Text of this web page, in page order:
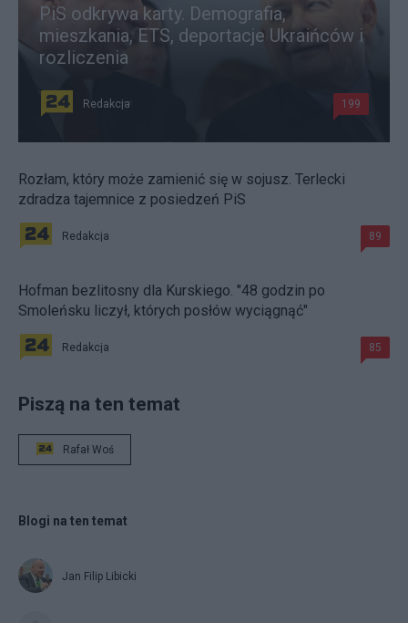
PiS odkrywa karty. Demografia,
mieszkania, ETS, deportacje Ukraińców i
rozliczenia
Redakcja 199
Rozłam, który może zamienić się w sojusz. Terlecki
zdradza tajemnice z posiedzeń PiS
Redakcja 89
Hofman bezlitosny dla Kurskiego. "48 godzin po
Smoleńsku liczył, których posłów wyciągnąć"
Redakcja 85
Piszą na ten temat
Rafał Woś
Blogi na ten temat
Jan Filip Libicki